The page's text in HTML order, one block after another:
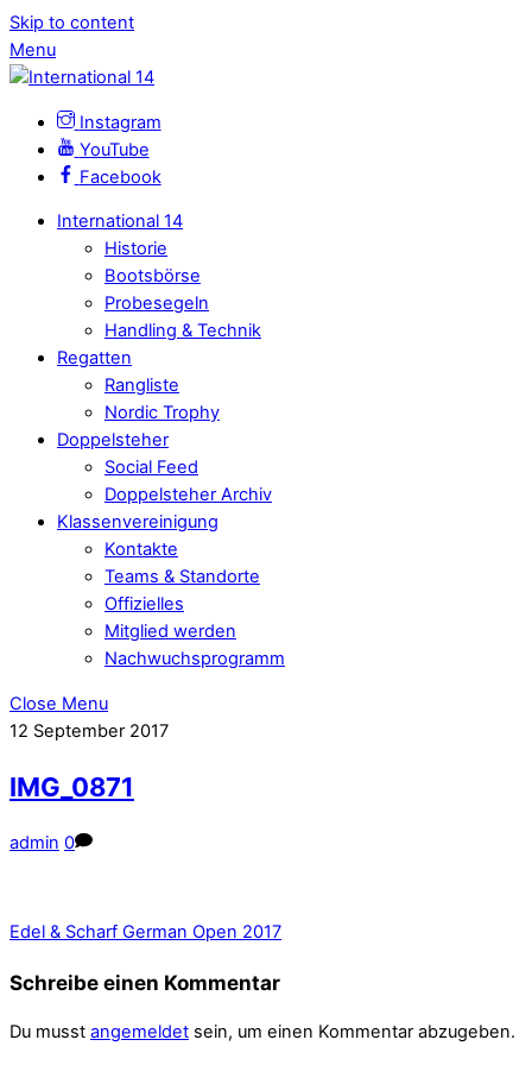
Skip to content
Menu
Instagram
YouTube
Facebook
International 14
Historie
Bootsbörse
Probesegeln
Handling & Technik
Regatten
Rangliste
Nordic Trophy
Doppelsteher
Social Feed
Doppelsteher Archiv
Klassenvereinigung
Kontakte
Teams & Standorte
Offizielles
Mitglied werden
Nachwuchsprogramm
Close Menu
12 September 2017
IMG_0871
admin 0
Edel & Scharf German Open 2017
Schreibe einen Kommentar
Du musst angemeldet sein, um einen Kommentar abzugeben.